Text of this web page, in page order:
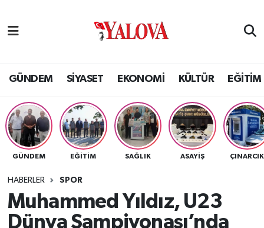
GÜNDEM SİYASET EKONOMİ KÜLTÜR EĞİTİM
GÜNDEM EĞİTİM SAĞLIK ASAYİŞ ÇINARCIK
HABERLER SPOR
Muhammed Yıldız, U23
Dünya Şampiyonası’nda
SİYASET
EKONOMİ
KÜLTÜR
BİLİM VE TEKNOLOJİ
ASAYİŞ
Yalova Nöbetçi Eczaneler
Yalova Hava Durumu
Yalova Namaz Vakitleri
Yalova Trafik Yoğunluk Haritası
Tüm Manşetler
Son Dakika Haberleri